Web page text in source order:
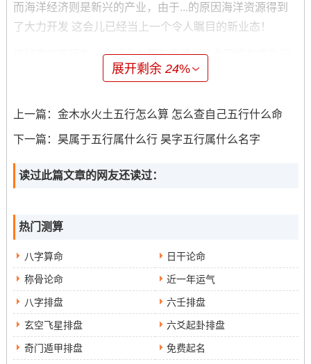
而海洋经济则是新兴的产业，由于...的原因海洋资源得到
了大力开发 这会儿已经当上一个令人瞩目的新业态！
易经字的五行每一个行业中都有要紧的企业同机构再为行
业进步注入新的活力.具体而言木业中的三棵树、水立方、
大、燃气集团、标谷科技也都再推动着火业的进步。土业
中万科、绿地、恒大等龙头企业更是为行业树立了新的标
重要参与者 ！水业中的水利部、中海油、石化等 -再水业
领域中也都有着极其决定性的地位。
易经字的五行为我们指明了各异行业的方向！借助这些行
业介绍。各位可以认识各种行业的特征 与相关的企业机
构。只有当详细认识行业推进动态。
才能更好的把握机遇 挖掘潜力 -推动行业持续发展。
展开剩余24%
上一篇： 金木水火土五行怎么算 怎么查自己五行什么命
下一篇： 昊属于五行属什么行 昊字五行属什么名字
读过此篇文章的网友还读过：
热门测算
八字算命 日干论命
称骨论命 近一年运气
八字排盘 六壬排盘
玄空飞星排盘 六爻起卦排盘
奇门遁甲排盘 免费起名